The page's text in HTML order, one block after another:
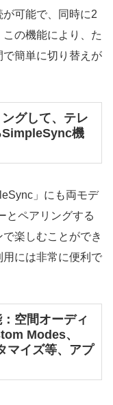
可能で、同時に2
の機能により、た
簡単に切り替えが
グして、テレ
SimpleSync機
」にも両モデ
とペアリングする
楽しむことができ
用には非常に便利で
空間オーディ
Modes、
マイズ等、アプ